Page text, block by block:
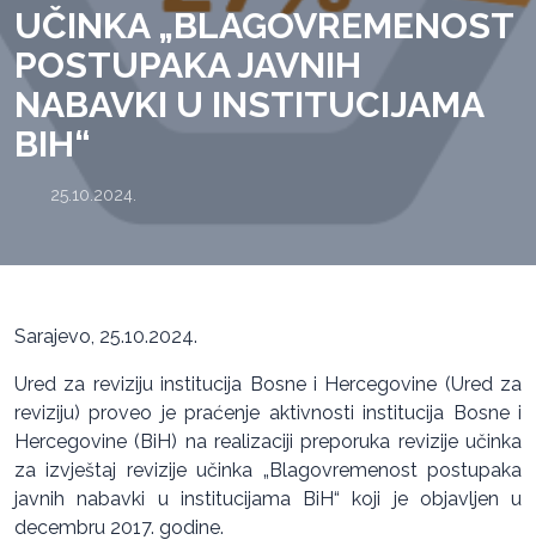
UČINKA „BLAGOVREMENOST
POSTUPAKA JAVNIH
NABAVKI U INSTITUCIJAMA
BIH“
25.10.2024.
Sarajevo, 25.10.2024.
Ured za reviziju institucija Bosne i Hercegovine (Ured za
reviziju) proveo je praćenje aktivnosti institucija Bosne i
Hercegovine (BiH) na realizaciji preporuka revizije učinka
za izvještaj revizije učinka „Blagovremenost postupaka
javnih nabavki u institucijama BiH“ koji je objavljen u
decembru 2017. godine.